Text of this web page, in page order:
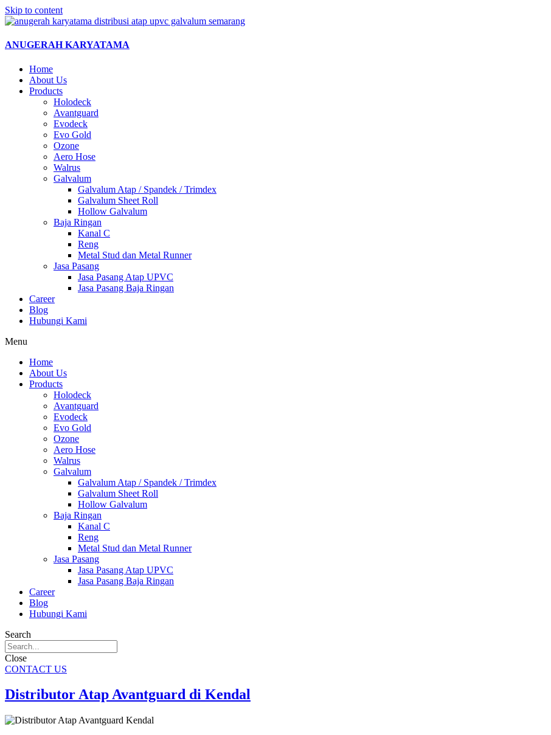
Skip to content
ANUGERAH KARYATAMA
Home
About Us
Products
Holodeck
Avantguard
Evodeck
Evo Gold
Ozone
Aero Hose
Walrus
Galvalum
Galvalum Atap / Spandek / Trimdex
Galvalum Sheet Roll
Hollow Galvalum
Baja Ringan
Kanal C
Reng
Metal Stud dan Metal Runner
Jasa Pasang
Jasa Pasang Atap UPVC
Jasa Pasang Baja Ringan
Career
Blog
Hubungi Kami
Menu
Home
About Us
Products
Holodeck
Avantguard
Evodeck
Evo Gold
Ozone
Aero Hose
Walrus
Galvalum
Galvalum Atap / Spandek / Trimdex
Galvalum Sheet Roll
Hollow Galvalum
Baja Ringan
Kanal C
Reng
Metal Stud dan Metal Runner
Jasa Pasang
Jasa Pasang Atap UPVC
Jasa Pasang Baja Ringan
Career
Blog
Hubungi Kami
Search
Close
CONTACT US
Distributor Atap Avantguard di Kendal